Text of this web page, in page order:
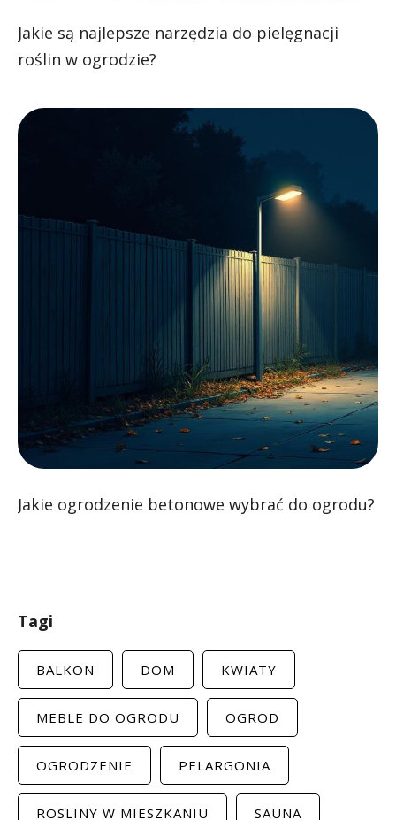
Jakie są najlepsze narzędzia do pielęgnacji
roślin w ogrodzie?
Jakie ogrodzenie betonowe wybrać do ogrodu?
Tagi
BALKON DOM KWIATY
MEBLE DO OGRODU OGROD
OGRODZENIE PELARGONIA
ROSLINY W MIESZKANIU SAUNA